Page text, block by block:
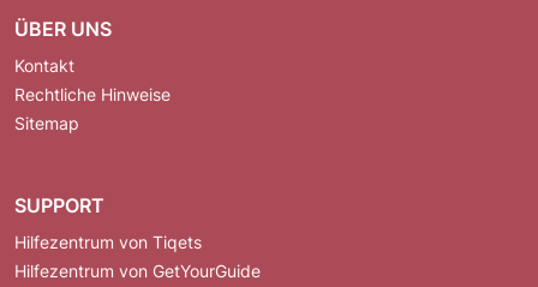
ÜBER UNS
Kontakt
Rechtliche Hinweise
Sitemap
SUPPORT
Hilfezentrum von Tiqets
Hilfezentrum von GetYourGuide